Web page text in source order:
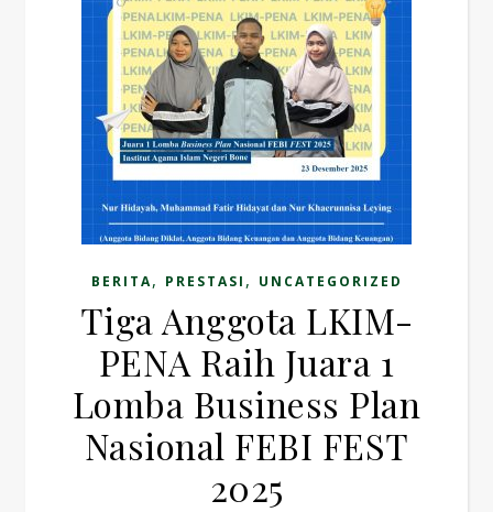
BERITA, PRESTASI , UNCATEGORIZED
Tiga Anggota LKIM-
PENA Raih Juara 1
Lomba Business Plan
Nasional FEBI FEST
2025